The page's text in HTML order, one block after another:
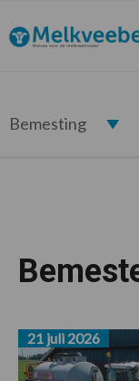
de
hoofdnavigatie
de
hoofd
de
voettekst
Melkveebedrijf.nl
Bemesting
21 juli 2026